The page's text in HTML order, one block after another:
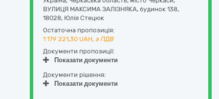
ВУЛИЦЯ МАКСИМА ЗАЛІЗНЯКА, будинок 138,
18028, Юлія Стецюк
Остаточна пропозиція:
1 179 221,30 UAH, з ПДВ
Документи пропозиції:
Показати документи
Документи рішення:
Показати документи